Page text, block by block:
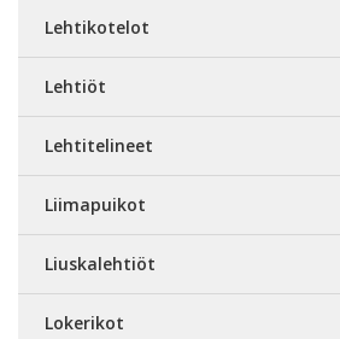
Lehtikotelot
Lehtiöt
Lehtitelineet
Liimapuikot
Liuskalehtiöt
Lokerikot